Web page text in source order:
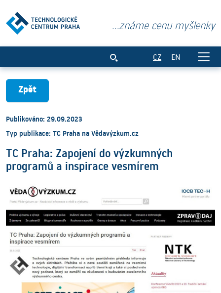
...známe cenu myšlenky
CZ EN
Zpět
Publikováno: 29.09.2023
Typ publikace: TC Praha na Vědavýzkum.cz
TC Praha: Zapojení do výzkumných
programů a inspirace vesmírem